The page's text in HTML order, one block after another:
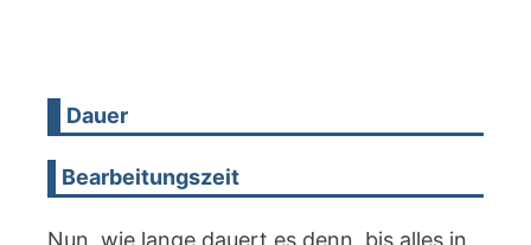
Dauer
Bearbeitungszeit
Nun, wie lange dauert es denn, bis alles in